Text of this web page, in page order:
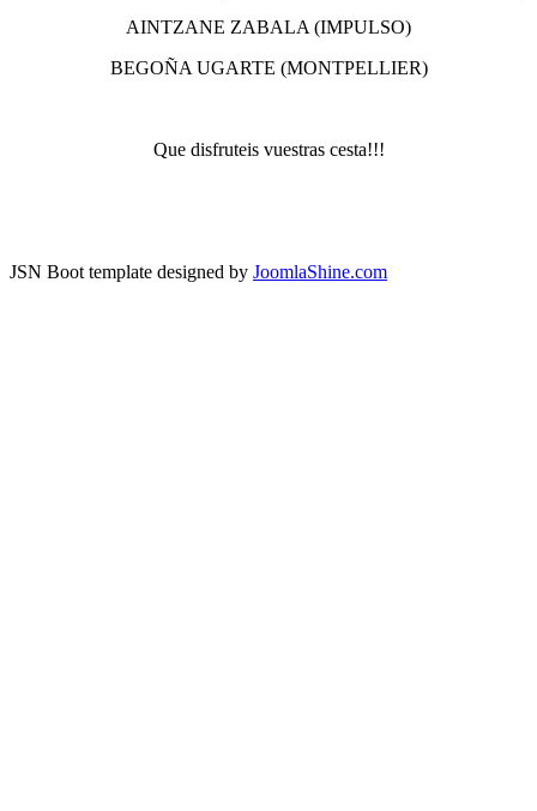
AINTZANE ZABALA (IMPULSO)
BEGOÑA UGARTE (MONTPELLIER)
Que disfruteis vuestras cesta!!!
JSN Boot template designed by JoomlaShine.com